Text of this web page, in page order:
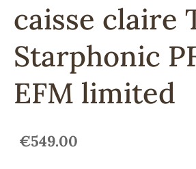
caisse claire
Starphonic
EFM limited
€549.00